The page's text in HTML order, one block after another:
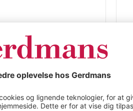
FSC®-
lastkapacitet
LxBxH 710 x
formstabil belagt